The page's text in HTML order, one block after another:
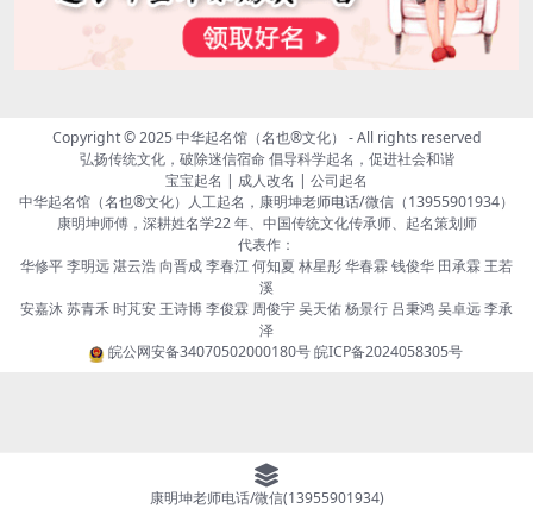
Copyright © 2025中华起名馆（名也®文化） - All rights reserved
弘扬传统文化，破除迷信宿命 倡导科学起名，促进社会和谐
宝宝起名 | 成人改名 | 公司起名
中华起名馆（名也®文化）人工起名，康明坤老师电话/微信（13955901934）
康明坤师傅，深耕姓名学22 年、中国传统文化传承师、起名策划师
代表作：
华修平 李明远 湛云浩 向晋成 李春江 何知夏 林星彤 华春霖 钱俊华 田承霖 王若
溪
安嘉沐 苏青禾 时芃安 王诗博 李俊霖 周俊宇 吴天佑 杨景行 吕秉鸿 吴卓远 李承
泽
皖公网安备34070502000180号皖ICP备2024058305号
康明坤老师电话/微信(13955901934)